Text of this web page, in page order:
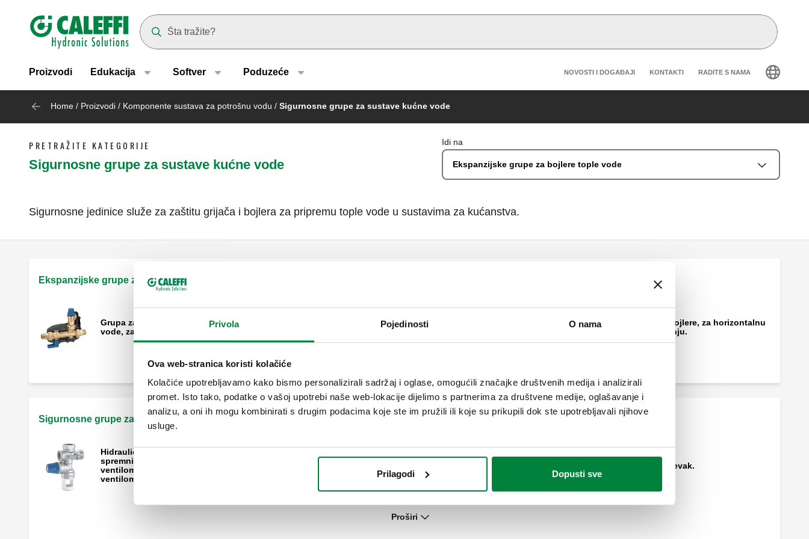
Privola Pojedinosti O nama
Ova web-stranica koristi kolačiće
Kolačiće upotrebljavamo kako bismo personalizirali sadržaj i oglase, omogućili značajke društvenih medija i analizirali
promet. Isto tako, podatke o vašoj upotrebi naše web-lokacije dijelimo s partnerima za društvene medije, oglašavanje i
analizu, a oni ih mogu kombinirati s drugim podacima koje ste im pružili ili koje su prikupili dok ste upotrebljavali njihove
usluge.
Prilagodi Dopusti sve
Header main navigation
Proizvodi Edukacija Softver Poduzeće Header secondary navigation
NOVOSTI I DOGAĐAJI KONTAKTI RADITE S NAMA
Home / Proizvodi / Komponente sustava za potrošnu vodu / Sigurnosne grupe za sustave kućne vode
PRETRAŽITE KATEGORIJE
Sigurnosne grupe za sustave kućne vode
Idi na
Ekspanzijske grupe za bojlere tople vode
Sigurnosne jedinice služe za zaštitu grijača i bojlera za pripremu tople vode u sustavima za kućanstva.
Ekspanzijske grupe za bojlere tople vode
Grupa za proširenje za spremnike tople
vode, za vodoravnu ili okomitu ugradnju.
Ekspanzijska grupa za bojlere, za okomitu
i vodoravnu montažu.
Sigurnosni set za bojlere, za horizontalnu
ili vertikalnu ugradnju.
Sigurnosne grupe za bojlere tople vode
Hidraulična sigurnosna grupa za
spremnike tople vode sa zapornim
ventilom i s upravljivim regulacijskim
ventilom.
Sigurnosna grupa za bojler sa zapornim i
nepovratnim ventilom.
Plastični ispusni lijevak.
Hidraulična sigurnosna grupa za
spremnike tople vode sa zapornim
Proširi